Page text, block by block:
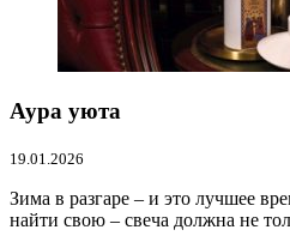
Аура уюта
19.01.2026
Зима в разгаре – и это лучшее
найти свою – свеча должна не